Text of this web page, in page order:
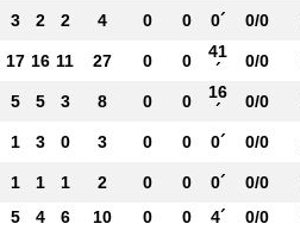
3 2 2 4 0 0 0´ 0/0
17 16 11 27 0 0
41
´
0/0
5 5 3 8 0 0
16
´
0/0
1 3 0 3 0 0 0´ 0/0
1 1 1 2 0 0 0´ 0/0
5 4 6 10 0 0 4´ 0/0